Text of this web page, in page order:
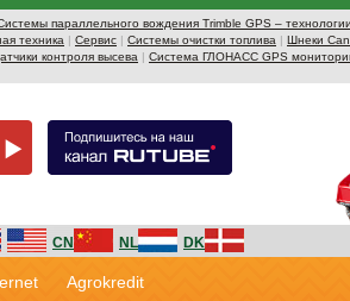
параллельного вождения Trimble GPS –
техника | Сервис | Системы очистки топлива | Шнеки
контроля высева | Система ГЛОНАСС GPS
CN NL DK
Agrokredit